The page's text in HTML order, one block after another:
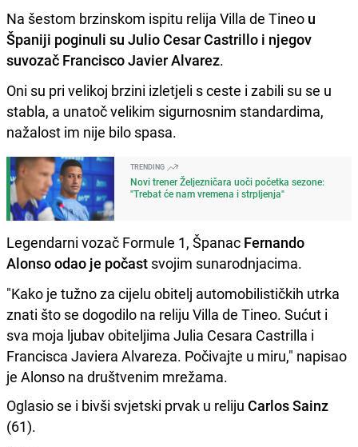
Na šestom brzinskom ispitu relija Villa de Tineo u
Španiji poginuli su Julio Cesar Castrillo i njegov
suvozač Francisco Javier Alvarez.
Oni su pri velikoj brzini izletjeli s ceste i zabili su se u
stabla, a unatoč velikim sigurnosnim standardima,
nažalost im nije bilo spasa.
TRENDING
Novi trener Željezničara uoči početka sezone:
"Trebat će nam vremena i strpljenja"
Legendarni vozač Formule 1, Španac Fernando
Alonso odao je počast svojim sunarodnjacima.
"Kako je tužno za cijelu obitelj automobilističkih utrka
znati što se dogodilo na reliju Villa de Tineo. Sućut i
sva moja ljubav obiteljima Julia Cesara Castrilla i
Francisca Javiera Alvareza. Počivajte u miru," napisao
je Alonso na društvenim mrežama.
Oglasio se i bivši svjetski prvak u reliju Carlos Sainz
(61).